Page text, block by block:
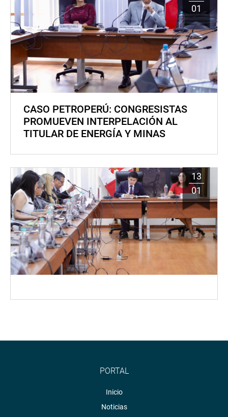
01
CASO PETROPERÚ: CONGRESISTAS
PROMUEVEN INTERPELACIÓN AL
TITULAR DE ENERGÍA Y MINAS
13
01
PORTAL
Inicio
Noticias